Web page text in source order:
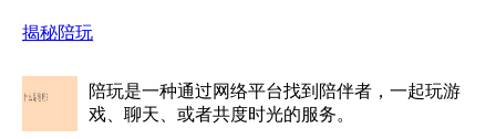
揭秘陪玩
陪玩是一种通过网络平台找到陪伴者，一起玩游
戏、聊天、或者共度时光的服务。